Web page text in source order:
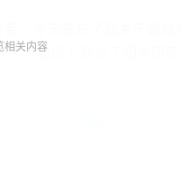
，今天宣布了其关于游戏
术会议上发布了相关研究
相关内容